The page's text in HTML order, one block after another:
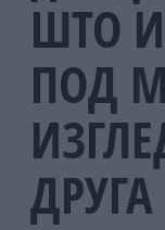
ШТО
ПОД